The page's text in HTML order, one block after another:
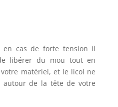
en cas de forte tension il
libérer du mou tout en
matériel, et le licol ne
autour de la tête de votre